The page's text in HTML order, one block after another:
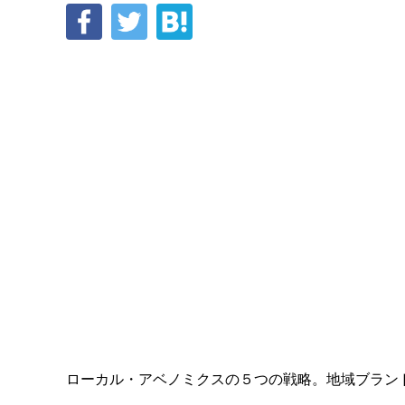
ローカル・アベノミクスの５つの戦略。地域ブラン